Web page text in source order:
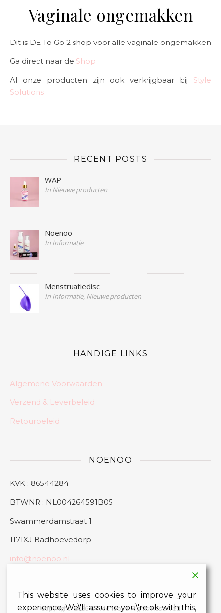
Vaginale ongemakken
Dit is DE To Go 2 shop voor alle vaginale ongemakken
Ga direct naar de Shop
Al onze producten zijn ook verkrijgbaar bij Style
Solutions
RECENT POSTS
WAP
In Nieuwe producten
Noenoo
In Informatie
Menstruatiedisc
In Informatie, Nieuwe producten
HANDIGE LINKS
Algemene Voorwaarden
Verzend & Leverbeleid
Retourbeleid
NOENOO
KVK : 86544284
BTWNR : NL004264591B05
Swammerdamstraat 1
1171XJ Badhoevedorp
info@noenoo.nl
Copyright - 2026 © Noenoo All Rights Reserved
This website uses cookies to improve your
experience. We\'ll assume you\'re ok with this,